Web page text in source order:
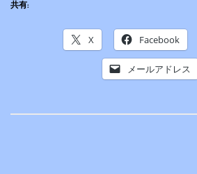
共有:
X Facebook
メールアドレス